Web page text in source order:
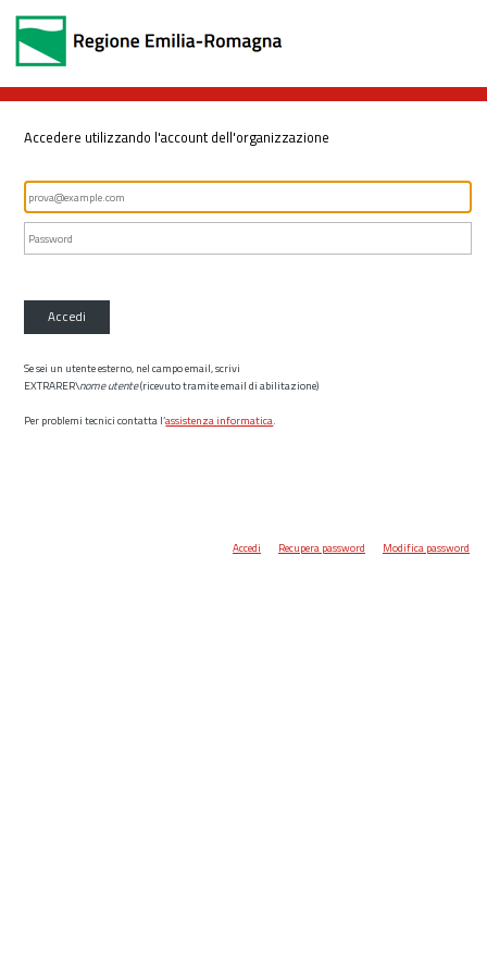
Accedere utilizzando l'account dell'organizzazione
Accedi
Se sei un utente esterno, nel campo email, scrivi
EXTRARER\nome utente(ricevuto tramite email di abilitazione)
Per problemi tecnici contatta l’assistenza informatica.
Accedi Recupera password Modifica password